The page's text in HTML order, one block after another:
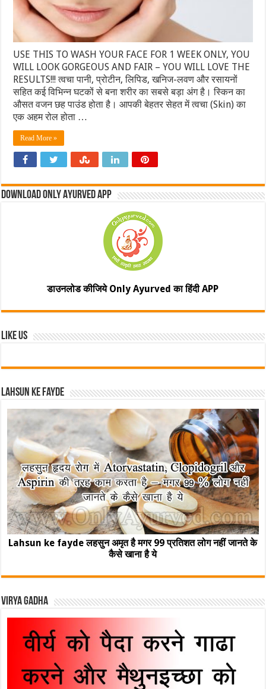
USE THIS TO WASH YOUR FACE FOR 1 WEEK ONLY, YOU
WILL LOOK GORGEOUS AND FAIR – YOU WILL LOVE THE
RESULTS!!! त्वचा पानी, प्रोटीन, लिपिड, खनिज-लवण और रसायनों
सहित कई विभिन्न घटकों से बना शरीर का सबसे बड़ा अंग है। स्किन का
औसत वजन छह पाउंड होता है। आपकी बेहतर सेहत में त्वचा (Skin) का
एक अहम रोल होता …
Read More »
Download Only Ayurved App
डाउनलोड कीजिये Only Ayurved का हिंदी APP
Like Us
Lahsun ke fayde
Lahsun ke fayde लहसुन अमृत है मगर 99 प्रतिशत लोग नहीं जानते के
कैसे खाना है ये
Virya Gadha